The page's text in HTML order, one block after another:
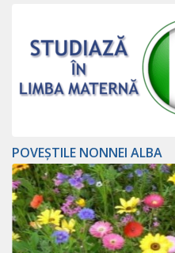
POVEȘTILE NONNEI ALBA